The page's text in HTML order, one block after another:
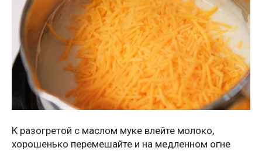
К разогретой с маслом муке влейте молоко,
хорошенько перемешайте и на медленном огне